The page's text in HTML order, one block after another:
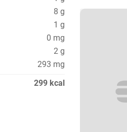
8 g
1 g
0 mg
2 g
293 mg
299 kcal